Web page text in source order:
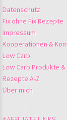
Datenschutz
Fix ohne Fix Rezepte
Impressum
Kooperationen &
Low Carb
Low Carb Produkte
Rezepte A-Z
Über mich